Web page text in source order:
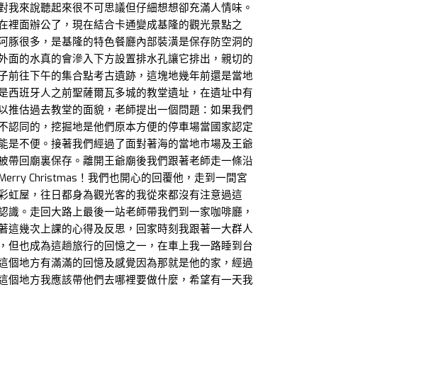
來說聽起來很不可思議但仔細想想卻充滿人情味。
裡面辦公了，現在結合卡通變成基隆的觀光景點之
很多，是基隆的特色餐廳內部裝潢是保存防空洞的
的水真的會滲入下方設置排水孔讓它排出，親切的
往下午的集合點考古遺跡，這塊地幾年前還是當地
班牙人之前聖薩爾瓦多城的教堂遺址，在遺址中有
估過去教堂的面貌，老師提出一個問題：如果我們
同的，挖掘地是他們原本方便的停車場當國家認定
不便。接著我們經過了面對著海的當地市場及王爺
回廟裏保存。離開王爺廟後我們跟著老師走一條沿
Christmas！我們也開心的回覆他，走到一間宮
虹屋，往日都身為觀光客的我從來都沒有注意過這
。走回大路上最後一站老師帶我們到一家咖啡廳，
幾次上課的心得及反思，回家時刻我跟著一大群人
也成為這趟旅行的回憶之一，在車上我一路睡到台
地方有滿滿的回憶及感覺因為那就是他的家，經過
地方我應該帶他們去哪裡要做什麼，希望有一天我